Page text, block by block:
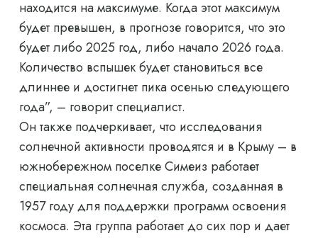
находится на максимуме. Когда этот максимум
будет превышен, в прогнозе говорится, что это
будет либо 2025 год, либо начало 2026 года.
Количество вспышек будет становиться все
длиннее и достигнет пика осенью следующего
года”, – говорит специалист.
Он также подчеркивает, что исследования
солнечной активности проводятся и в Крыму – в
южнобережном поселке Симеиз работает
специальная солнечная служба, созданная в
1957 году для поддержки программ освоения
космоса. Эта группа работает до сих пор и дает